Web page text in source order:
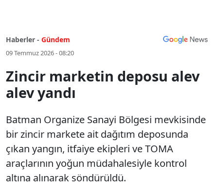
Haberler - Gündem
09 Temmuz 2026 - 08:20
Zincir marketin deposu alev
alev yandı
Batman Organize Sanayi Bölgesi mevkisinde
bir zincir markete ait dağıtım deposunda
çıkan yangın, itfaiye ekipleri ve TOMA
araçlarının yoğun müdahalesiyle kontrol
altına alınarak söndürüldü.